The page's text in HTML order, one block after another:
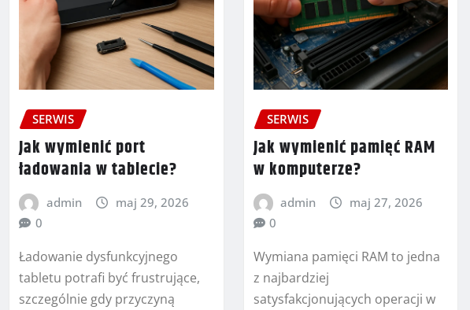
SERWIS
Jak wymienić port
ładowania w tablecie?
admin
maj 29, 2026
0
Ładowanie dysfunkcyjnego
tabletu potrafi być frustrujące,
szczególnie gdy przyczyną
SERWIS
Jak wymienić pamięć RAM
w komputerze?
admin
maj 27, 2026
0
Wymiana pamięci RAM to jedna
z najbardziej
satysfakcjonujących operacji w